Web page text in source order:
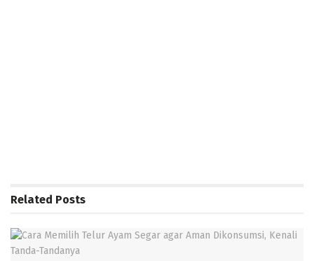
Related Posts